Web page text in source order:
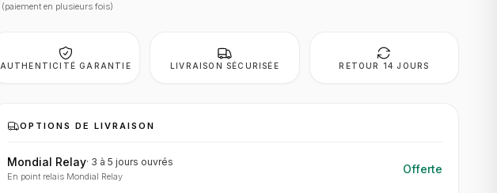
(paiement en plusieurs fois)
AUTHENTICITÉ GARANTIE LIVRAISON SÉCURISÉE RETOUR 14 JOURS
OPTIONS DE LIVRAISON
Mondial Relay· 3 à 5 jours ouvrés
En point relais Mondial Relay
Offerte